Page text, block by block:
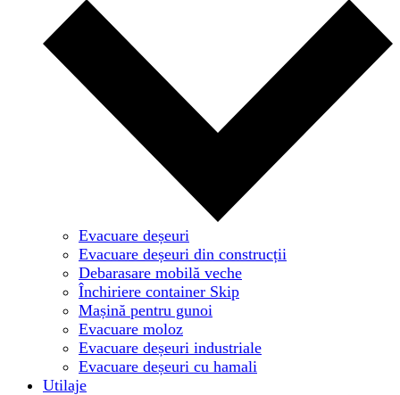
Evacuare deșeuri
Evacuare deșeuri din construcții
Debarasare mobilă veche
Închiriere container Skip
Mașină pentru gunoi
Evacuare moloz
Evacuare deșeuri industriale
Evacuare deșeuri cu hamali
Utilaje